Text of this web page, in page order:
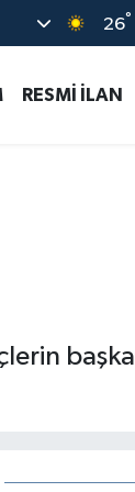
26°
RESMİ İLAN
başka